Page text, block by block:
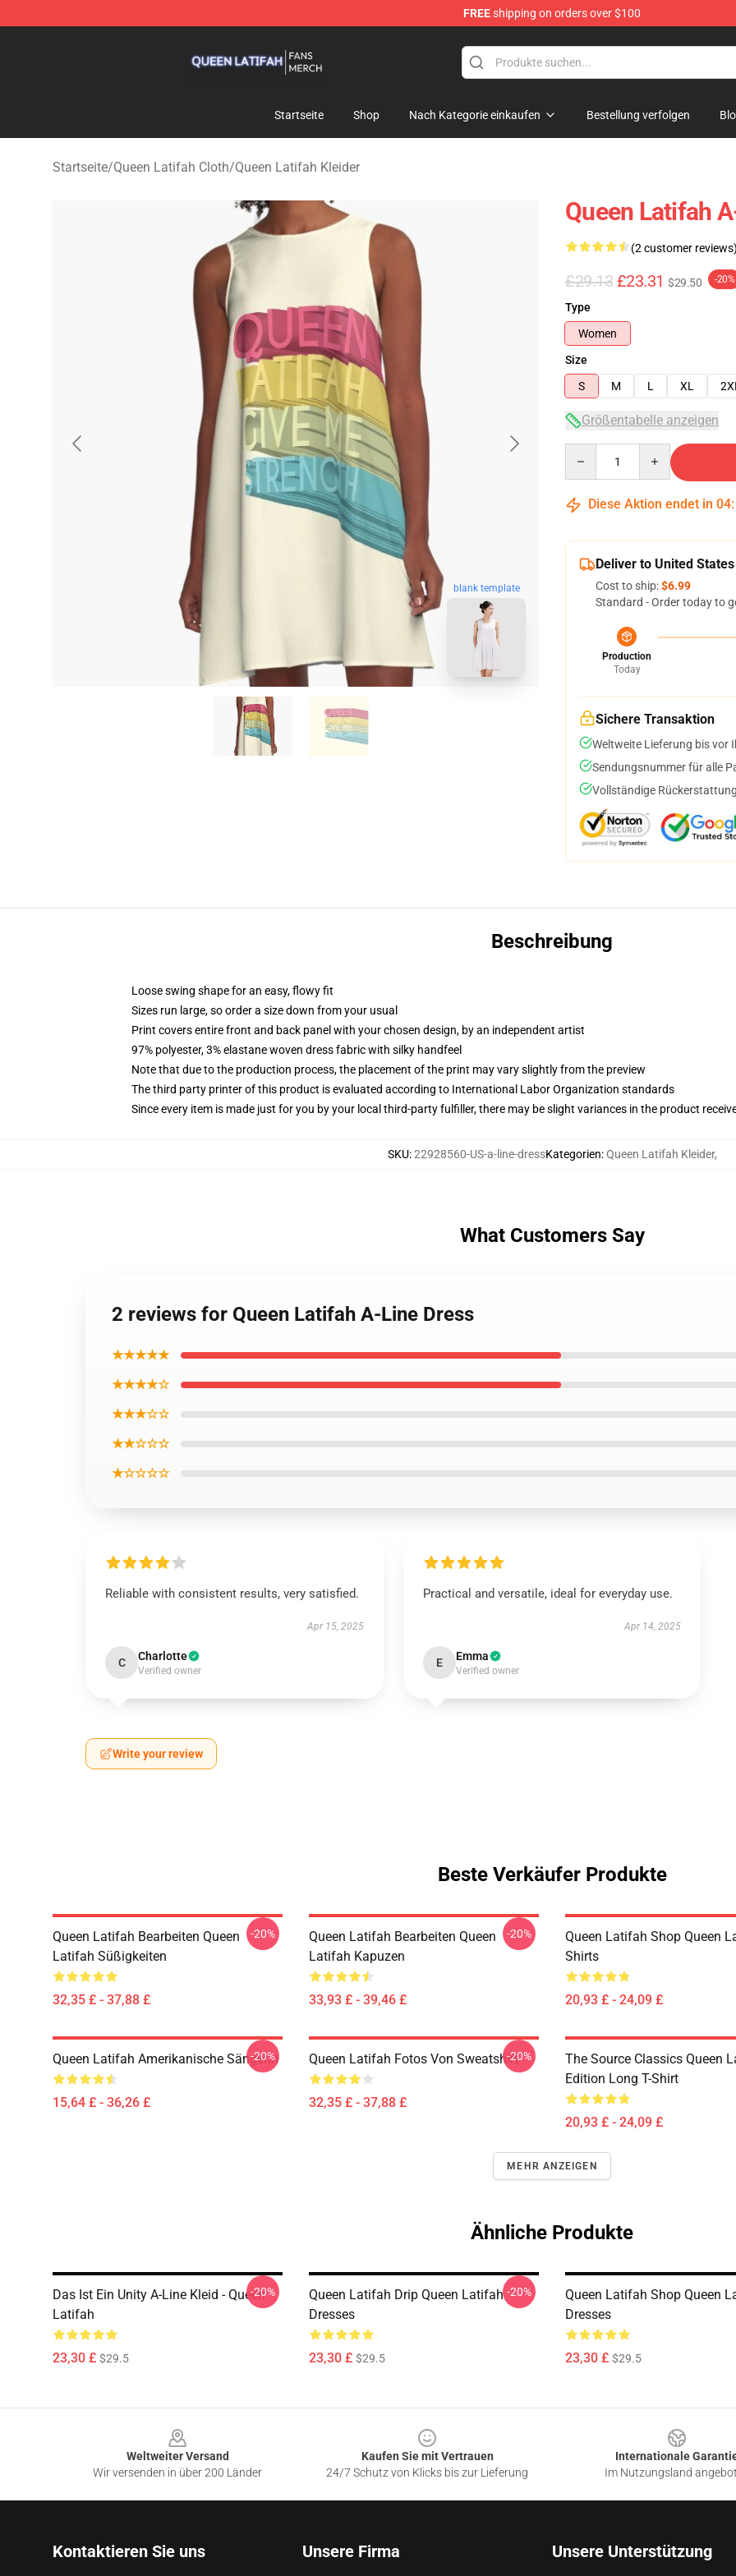
FREEshipping on orders over $100
Startseite Shop Nach Kategorie einkaufen Bestellung verfolgen
Startseite/Queen Latifah Cloth/Queen Latifah Kleider
blank template
Queen Latifah
(2 customer reviews)
£29.13 £23.31 $29.50 -20%
Type
Women
Size
S
M L XL 2XL
Größentabelle anzeigen
Diese Aktion endet in 04:
Deliver to United States
Cost to ship:$6.99
Standard - Order today to
Production
Today
Sichere Transaktion
Weltweite Lieferung bis vor
Sendungsnummer für alle
Vollständige
Beschreibung
Loose swing shape for an easy, flowy fit
Sizes run large, so order a size down from your usual
Print covers entire front and back panel with your chosen design, by an independent artist
97% polyester, 3% elastane woven dress fabric with silky handfeel
Note that due to the production process, the placement of the print may vary slightly from the preview
The third party printer of this product is evaluated according to International Labor Organization standards
Since every item is made just for you by your local third-party fulfiller, there may be slight variances in the product
SKU:22928560-US-a-line-dressKategorien:Queen Latifah Kleider,
What Customers Say
2 reviews for Queen Latifah A-Line Dress
★★★★★
★★★★☆
★★★☆☆
★★☆☆☆
★☆☆☆☆
Reliable with consistent results, very satisfied.
Apr 15, 2025
C Charlotte
Verified owner
Practical and versatile, ideal for everyday use.
Apr 14, 2025
E Emma
Verified owner
Write your review
Beste Verkäufer Produkte
Queen Latifah Bearbeiten Queen
Latifah Süßigkeiten
32,35 £ - 37,88 £
-20%
Queen Latifah Bearbeiten Queen
Latifah Kapuzen
33,93 £ - 39,46 £
-20%
Queen Latifah Shop Queen
Shirts
20,93 £ - 24,09 £
Queen Latifah Amerikanische Sängerin
15,64 £ - 36,26 £
-20% Queen Latifah Fotos Von Sweatshirt
32,35 £ - 37,88 £
-20%
The Source Classics Queen
Edition Long T-Shirt
20,93 £ - 24,09 £
MEHR ANZEIGEN
Ähnliche Produkte
Das Ist Ein Unity A-Line Kleid - Queen
Latifah
23,30 £ $29.5
-20%
Queen Latifah Drip Queen Latifah
Dresses
23,30 £ $29.5
-20%
Queen Latifah Shop Queen
Dresses
23,30 £ $29.5
Weltweiter Versand
Wir versenden in über 200 Länder
Kaufen Sie mit Vertrauen
24/7 Schutz von Klicks bis zur Lieferung
Internationale
Im Nutzungsland
Kontaktieren Sie uns Unsere Firma Unsere Unterstützung